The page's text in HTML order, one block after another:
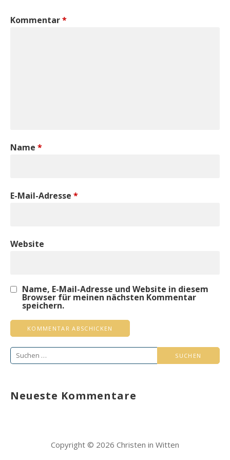
Kommentar*
Name *
E-Mail-Adresse *
Website
Name, E-Mail-Adresse und Website in diesem
Browser für meinen nächsten Kommentar
speichern.
Suchen
Neueste Kommentare
Copyright © 2026 Christen in Witten